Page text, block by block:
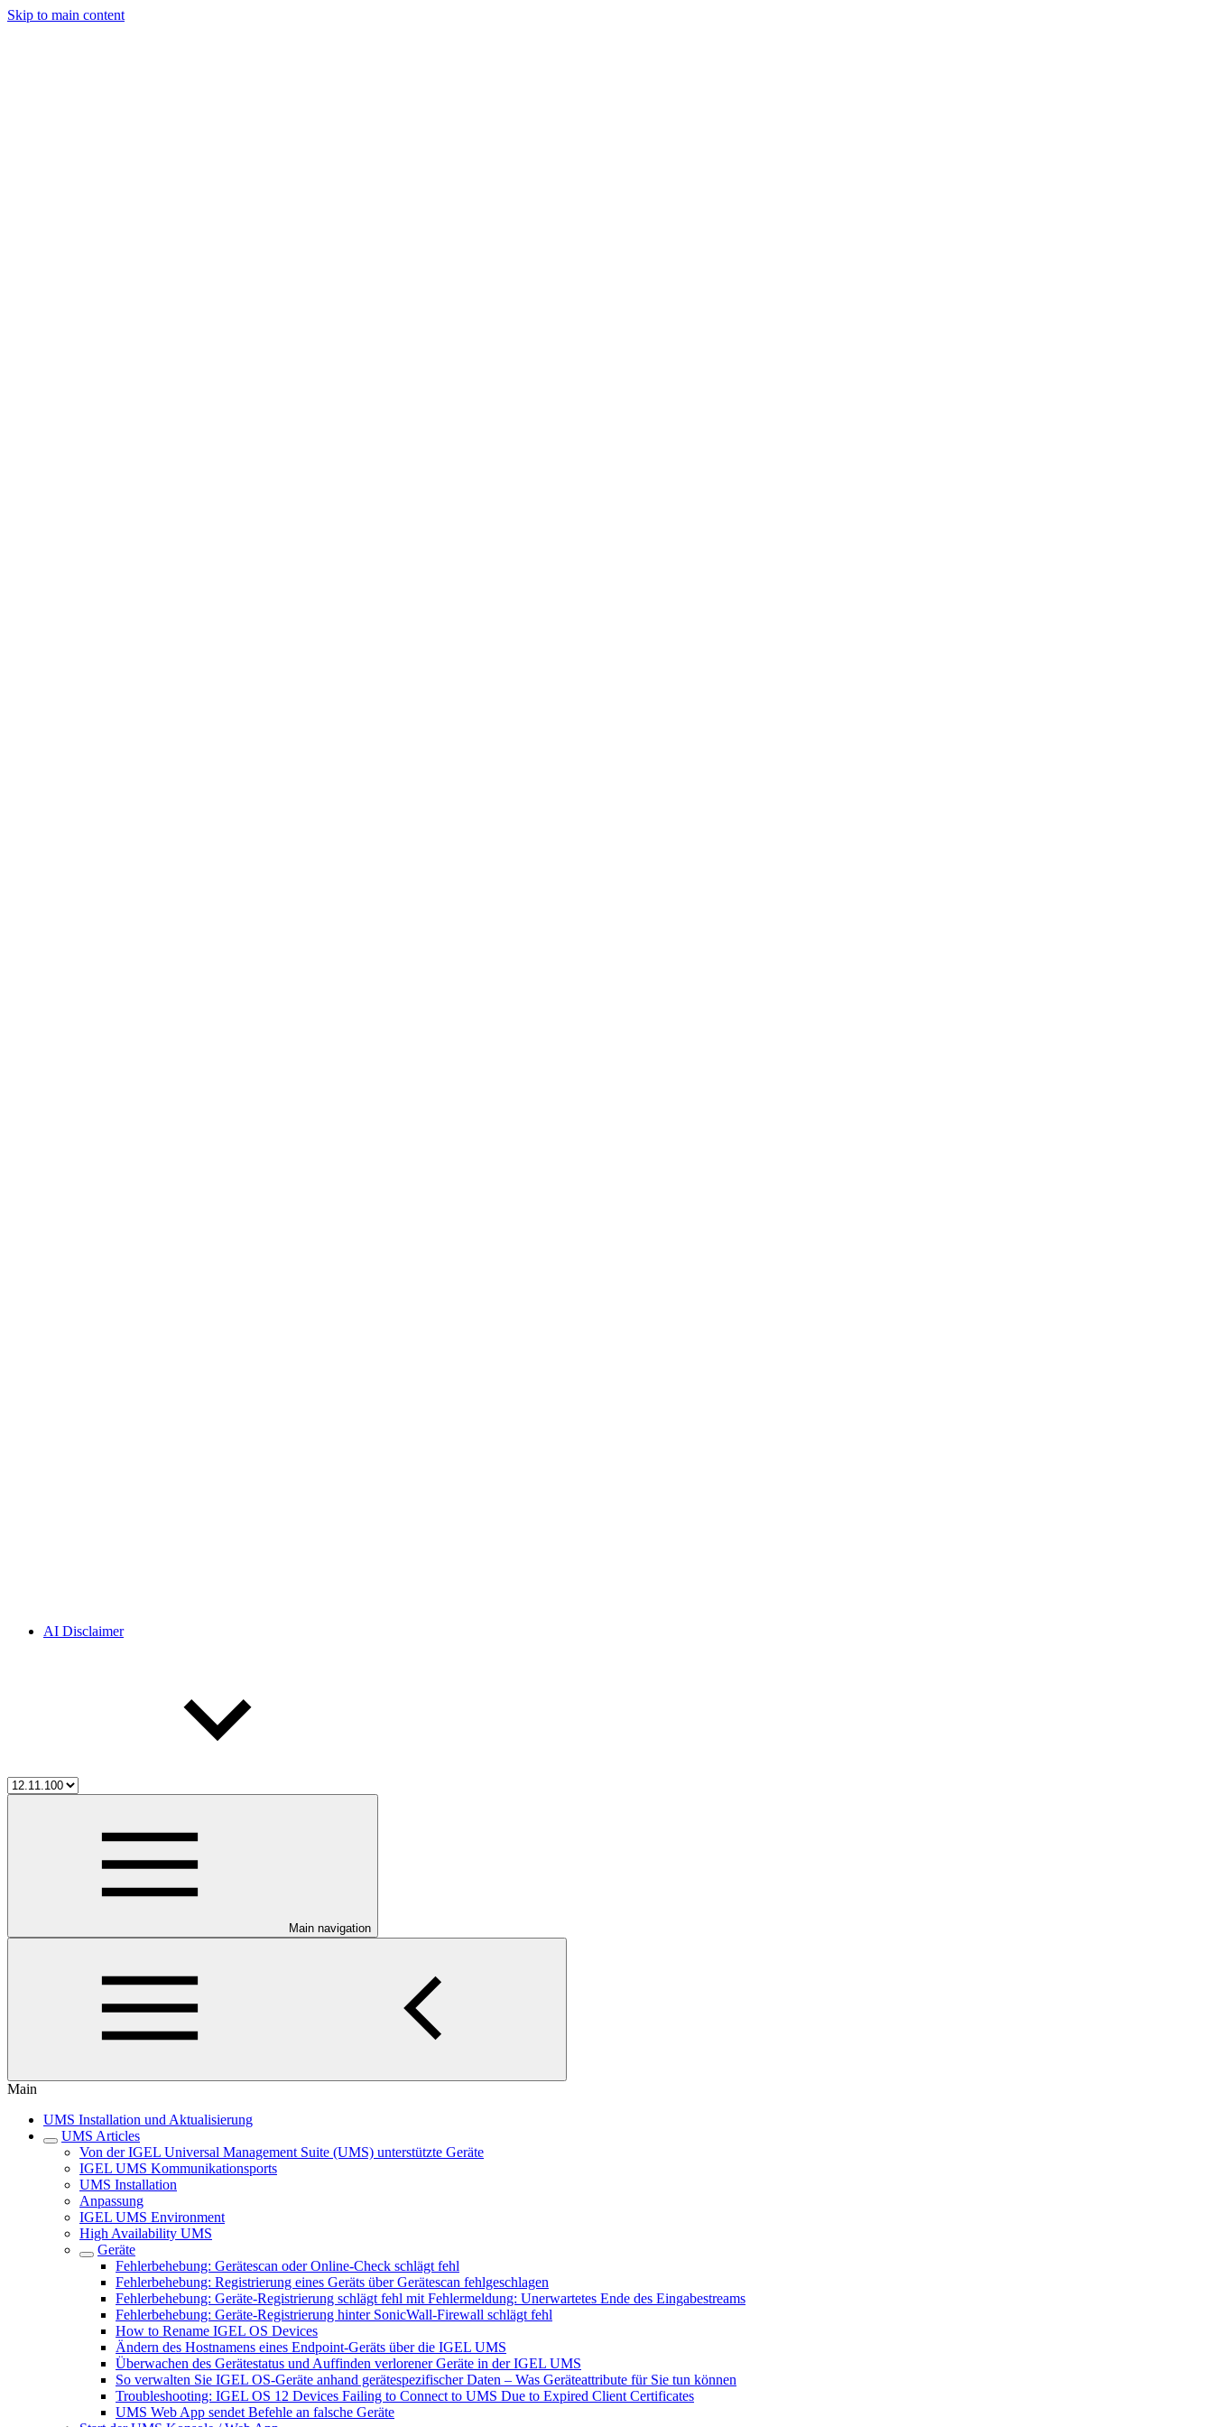
Skip to main content
AI Disclaimer
Main navigation
Main
UMS Installation und Aktualisierung
UMS Articles
Von der IGEL Universal Management Suite (UMS) unterstützte Geräte
IGEL UMS Kommunikationsports
UMS Installation
Anpassung
IGEL UMS Environment
High Availability UMS
Geräte
Fehlerbehebung: Gerätescan oder Online-Check schlägt fehl
Fehlerbehebung: Registrierung eines Geräts über Gerätescan fehlgeschlagen
Fehlerbehebung: Geräte-Registrierung schlägt fehl mit Fehlermeldung: Unerwartetes Ende des Eingabestreams
Fehlerbehebung: Geräte-Registrierung hinter SonicWall-Firewall schlägt fehl
How to Rename IGEL OS Devices
Ändern des Hostnamens eines Endpoint-Geräts über die IGEL UMS
Überwachen des Gerätestatus und Auffinden verlorener Geräte in der IGEL UMS
So verwalten Sie IGEL OS-Geräte anhand gerätespezifischer Daten – Was Geräteattribute für Sie tun können
Troubleshooting: IGEL OS 12 Devices Failing to Connect to UMS Due to Expired Client Certificates
UMS Web App sendet Befehle an falsche Geräte